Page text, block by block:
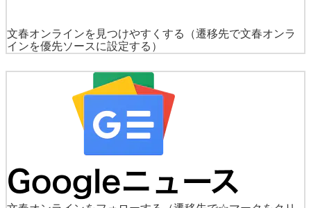
文春オンラインを見つけやすくする
（遷移先で文春オンラ
インを優先ソースに設定する）